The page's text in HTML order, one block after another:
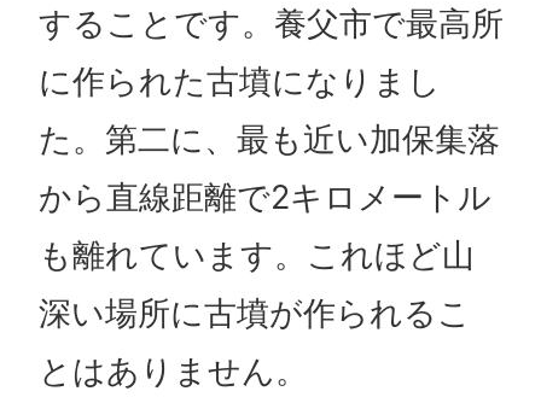
することです。養父市で最高所
に作られた古墳になりまし
た。第二に、最も近い加保集落
から直線距離で2キロメートル
も離れています。これほど山
深い場所に古墳が作られるこ
とはありません。